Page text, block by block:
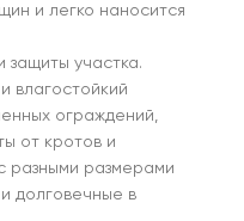
и легко наносится
защиты участка.
влагостойкий
ограждений,
от кротов и
разными размерами
долговечные в